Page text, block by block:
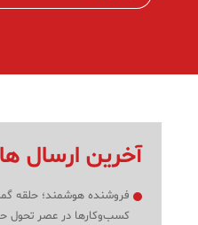
آخرین ارسال ها
فروشنده هوشمند؛ حلقه
کسب‌وکارها در عصر تحول